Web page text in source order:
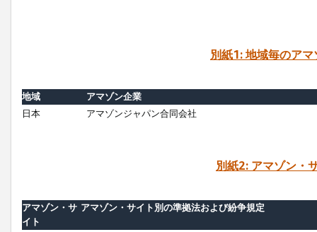
別紙1: 地域毎のア
地域
アマゾン企業
日本
アマゾンジャパン合同会社
別紙2: アマゾン・
アマゾン・サ
イト
アマゾン・サイト別の準拠法および紛争規定